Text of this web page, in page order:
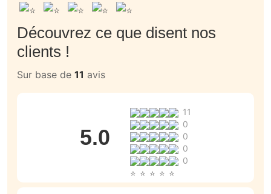
Découvrez ce que disent nos
clients !
Sur base de 11 avis
5.0
11
0
0
0
0